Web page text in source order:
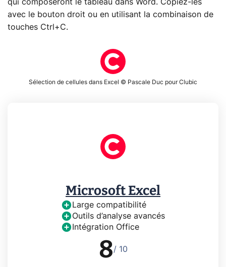
qui composeront le tableau dans Word. Copiez-les
avec le bouton droit ou en utilisant la combinaison de
touches Ctrl+C.
Sélection de cellules dans Excel © Pascale Duc pour Clubic
Microsoft Excel
Large compatibilité
Outils d’analyse avancés
Intégration Office
8/ 10